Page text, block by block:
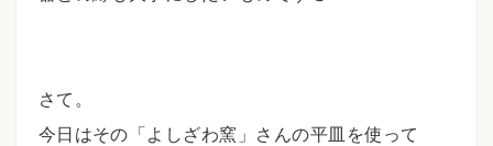
さて。
今日はその「よしざわ窯」さんの平皿を使って